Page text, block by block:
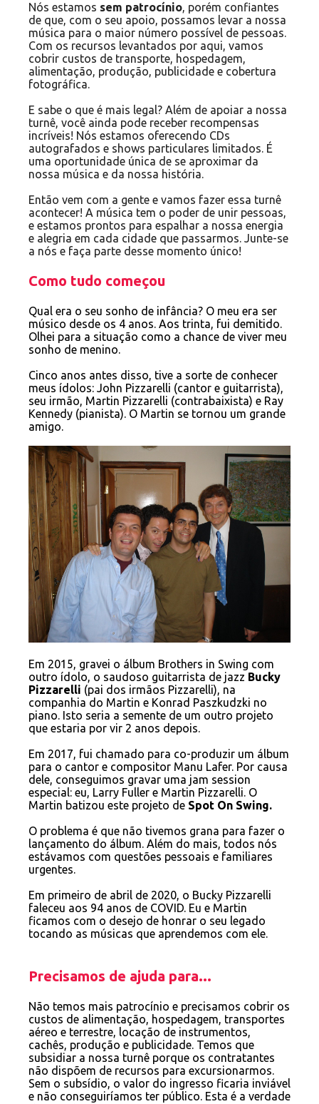
Nós estamos sem patrocínio, porém confiantes
de que, com o seu apoio, possamos levar a nossa
música para o maior número possível de pessoas.
Com os recursos levantados por aqui, vamos
cobrir custos de transporte, hospedagem,
alimentação, produção, publicidade e cobertura
fotográfica.
E sabe o que é mais legal? Além de apoiar a nossa
turnê, você ainda pode receber recompensas
incríveis! Nós estamos oferecendo CDs
autografados e shows particulares limitados. É
uma oportunidade única de se aproximar da
nossa música e da nossa história.
Então vem com a gente e vamos fazer essa turnê
acontecer! A música tem o poder de unir pessoas,
e estamos prontos para espalhar a nossa energia
e alegria em cada cidade que passarmos. Junte-se
a nós e faça parte desse momento único!
Como tudo começou
Qual era o seu sonho de infância? O meu era ser
músico desde os 4 anos. Aos trinta, fui demitido.
Olhei para a situação como a chance de viver meu
sonho de menino.
Cinco anos antes disso, tive a sorte de conhecer
meus ídolos: John Pizzarelli (cantor e guitarrista),
seu irmão, Martin Pizzarelli (contrabaixista) e Ray
Kennedy (pianista). O Martin se tornou um grande
amigo.
Em 2015, gravei o álbum Brothers in Swing com
outro ídolo, o saudoso guitarrista de jazz Bucky
Pizzarelli (pai dos irmãos Pizzarelli), na
companhia do Martin e Konrad Paszkudzki no
piano. Isto seria a semente de um outro projeto
que estaria por vir 2 anos depois.
Em 2017, fui chamado para co-produzir um álbum
para o cantor e compositor Manu Lafer. Por causa
dele, conseguimos gravar uma jam session
especial: eu, Larry Fuller e Martin Pizzarelli. O
Martin batizou este projeto de Spot On Swing.
O problema é que não tivemos grana para fazer o
lançamento do álbum. Além do mais, todos nós
estávamos com questões pessoais e familiares
urgentes.
Em primeiro de abril de 2020, o Bucky Pizzarelli
faleceu aos 94 anos de COVID. Eu e Martin
ficamos com o desejo de honrar o seu legado
tocando as músicas que aprendemos com ele.
Precisamos de ajuda para...
Não temos mais patrocínio e precisamos cobrir os
custos de alimentação, hospedagem, transportes
aéreo e terrestre, locação de instrumentos,
cachês, produção e publicidade. Temos que
subsidiar a nossa turnê porque os contratantes
não dispõem de recursos para excursionarmos.
Sem o subsídio, o valor do ingresso ficaria inviável
e não conseguiríamos ter público. Esta é a verdade